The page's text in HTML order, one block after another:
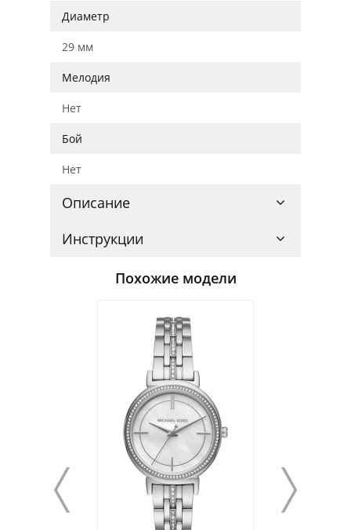
Диаметр
29 мм
Мелодия
Нет
Бой
Нет
Описание
Инструкции
Похожие модели